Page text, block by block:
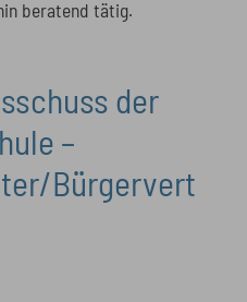
beratend tätig.
der
–